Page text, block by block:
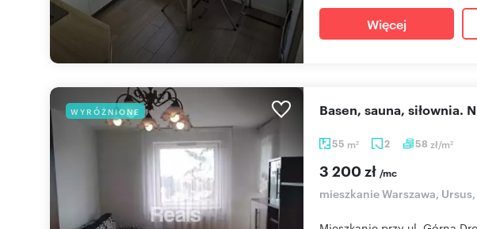
Więcej
WYRÓŻNIONE
55 m2 2 58 zł/m2
Basen, sauna, siłownia.
3 200 zł /mc
mieszkanie Warszawa,